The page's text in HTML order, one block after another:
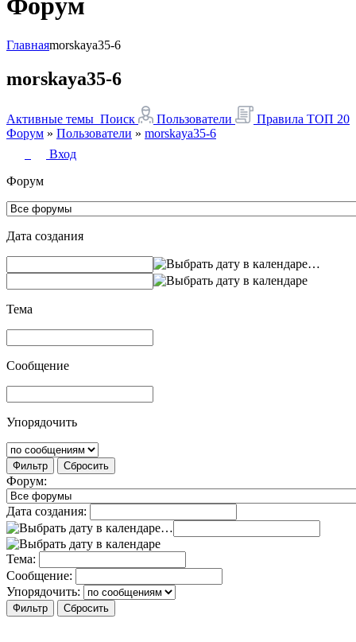
Форум
Главнаяmorskaya35-6
morskaya35-6
Активные темы Поиск Пользователи Правила ТОП 20
Форум » Пользователи » morskaya35-6
Вход
Форум
Дата создания
…
Тема
Сообщение
Упорядочить
Фильтр Сбросить
Форум:
Дата создания:
…
Тема:
Сообщение:
Упорядочить: